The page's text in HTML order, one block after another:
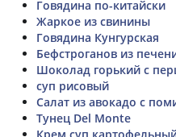
Говядина по-китайски
Жаркое из свинины
Говядина Кунгурская
Бефстроганов из
Шоколад горький с
суп рисовый
Салат из авокадо с
Тунец Del Monte